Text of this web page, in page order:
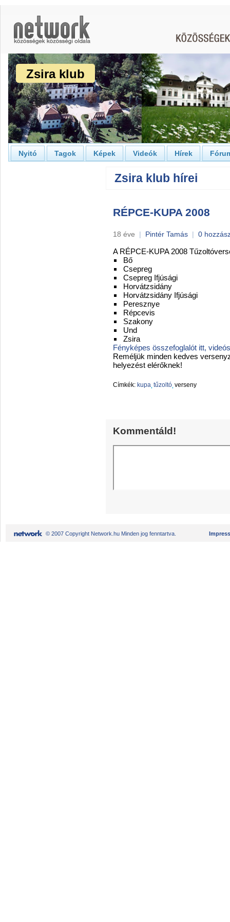
Zsira klub
Nyitó Tagok Képek Videók Hírek
Zsira klub hírei
RÉPCE-KUPA 2008
18 éve | Pintér Tamás | 0
A RÉPCE-KUPA 2008
Bő
Csepreg
Csepreg Ifjúsági
Horvátzsidány
Horvátzsidány Ifjúsági
Peresznye
Répcevis
Szakony
Und
Zsira
Fényképes összefoglalót itt,
Reméljük minden kedves
helyezést elérőknek!
Címkék: kupa tűzoltó verseny
Kommentáld!
© 2007 Copyright Network.hu Minden jog fenntartva.